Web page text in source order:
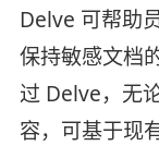
Delve 可帮助
保持敏感文档
过 Delve，无
容，可基于现